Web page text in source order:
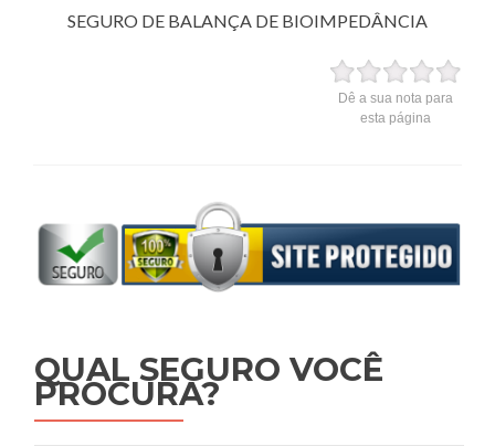
SEGURO DE BALANÇA DE BIOIMPEDÂNCIA
Dê a sua nota para
esta página
QUAL SEGURO VOCÊ
PROCURA?